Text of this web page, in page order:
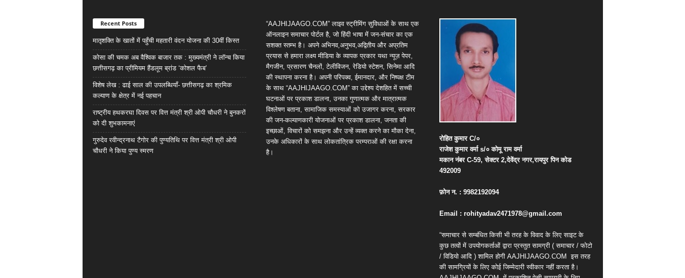
Recent Posts
मातृशक्ति के खातों में पहुँची महतारी वंदन योजना की 30वीं किस्त
कोसा की चमक अब वैश्विक बाजार तक : मुख्यमंत्री ने लॉन्च किया
छत्तीसगढ़ का प्रीमियम हैंडलूम ब्रांड ‘कोशल फैब’
विशेष लेख : ढाई साल की उपलब्धियाँ- छत्तीसगढ़ का श्रमिक
कल्याण के क्षेत्र में नई पहचान
राष्ट्रीय हथकरघा दिवस पर वित्त मंत्री श्री ओपी चौधरी ने बुनकरों
को दी शुभकामनाएं
गुरुदेव रवीन्द्रनाथ टैगोर की पुण्यतिथि पर वित्त मंत्री श्री ओपी
चौधरी ने किया पुण्य स्मरण
“AAJHIJAAGO.COM” लाइव स्ट्रीमिंग सुविधाओं के साथ एक
ऑनलाइन समाचार पोर्टल है, जो हिंदी भाषा में जन-संचार का एक
सशक्त स्तम्भ है। अपने अभिनव,अनुभव,अद्वितीय और अप्रतिम
प्रयास से हमारा लक्ष्य मीडिया के व्यापक प्रकार यथा न्यूज़ पेपर,
मैगजीन, प्रसारण चैनलों, टेलीविजन, रेडियो स्टेशन, सिनेमा आदि
की स्थापना करना है। अपनी परिपक्व, ईमानदार, और निष्पक्ष टीम
के साथ “AAJHIJAAGO.COM” का उद्देश्य देशहित में सच्ची
घटनाओं पर प्रकाश डालना, उनका गुणात्मक और मात्रात्मक
विश्लेषण बताना, सामाजिक समस्याओं को उजागर करना, सरकार
की जन-कल्याणकारी योजनाओं पर प्रकाश डालना, जनता की
इच्छाओं, विचारों को समझना और उन्हें व्यक्त करने का मौका देना,
उनके अधिकारों के साथ लोकतांत्रिक परम्पराओं की रक्षा करना
है।
रोहित कुमारC/०
राजेश कुमार वर्माs/० कोमू राम वर्मा
मकान नंबरC-59,सेक्टर2,देवेंद्र नगर,रायपुर पिन कोड
492009
फ़ोन न. : 9982192094
Email : rohityadav2471978@gmail.com
“समाचार से सम्बंधित किसी भी तरह के विवाद के लिए साइट के
कुछ तत्वों में उपयोगकर्ताओं द्वारा प्रस्तुत सामग्री ( समाचार / फोटो
/ विडियो आदि ) शामिल होगी AAJHIJAAGO.COM इस तरह
की सामग्रियों के लिए कोई जिम्मेदारी स्वीकार नहीं करता है।